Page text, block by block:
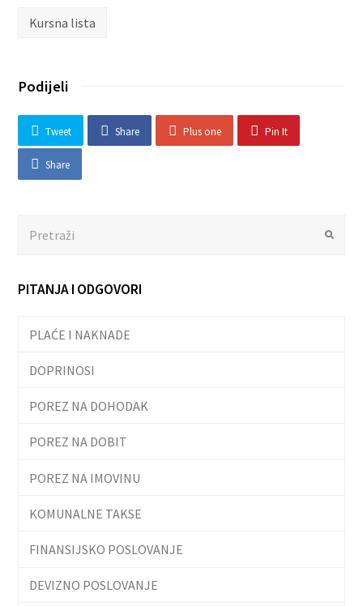
Kursna lista
Podijeli
Tweet Share Plus one Pin It
Share
PITANJA I ODGOVORI
PLAĆE I NAKNADE
DOPRINOSI
POREZ NA DOHODAK
POREZ NA DOBIT
POREZ NA IMOVINU
KOMUNALNE TAKSE
FINANSIJSKO POSLOVANJE
DEVIZNO POSLOVANJE